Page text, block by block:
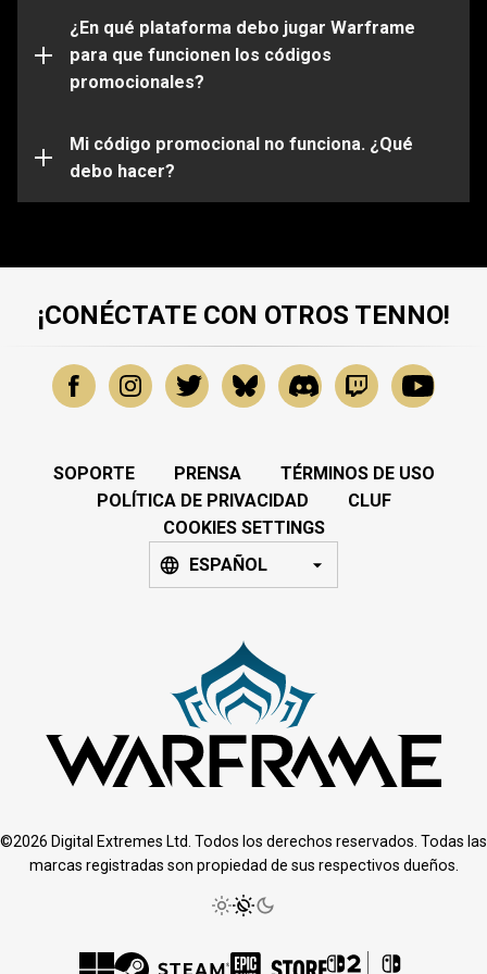
¿En qué plataforma debo jugar Warframe
para que funcionen los códigos
promocionales?
funcionarán en determinadas plataformas. Asegúrate
de iniciar sesión en tu cuenta de Warframe que esta
vinculada a la plataforma de tu elección.
Mi código promocional no funciona. ¿Qué
debo hacer?
Es posible que tu código promocional haya expirado o
problemas específicos, envía una solicitud a nuestro
equipo de atención al cliente
¡CONÉCTATE CON OTROS TENNO!
SOPORTE PRENSA
TÉRMINOS DE USO
POLÍTICA DE PRIVACIDAD
CLUF
COOKIES SETTINGS
ESPAÑOL
©2026 Digital Extremes Ltd. Todos los derechos reservados. Todas las
marcas registradas son propiedad de sus respectivos dueños.